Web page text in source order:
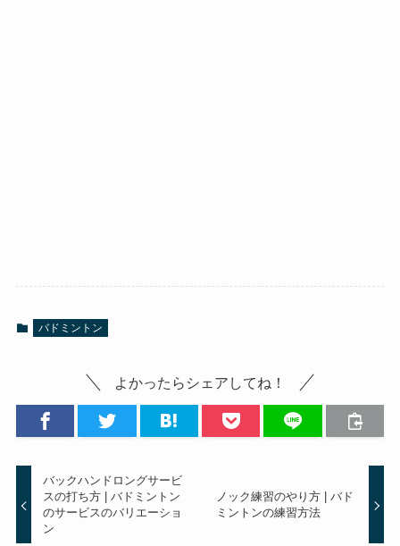
バドミントン
よかったらシェアしてね！
バックハンドロングサービ
スの打ち方 | バドミントン
のサービスのバリエーショ
ン
ノック練習のやり方 | バド
ミントンの練習方法